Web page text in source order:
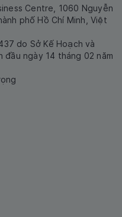
Centre, 1060 Nguyễn
phố Hồ Chí Minh, Việt
do Sở Kế Hoạch và
đầu ngày 14 tháng 02 năm